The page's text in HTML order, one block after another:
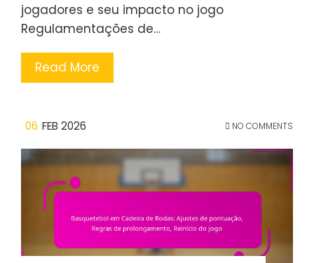
jogadores e seu impacto no jogo
Regulamentações de…
Read More
06 FEB 2026 NO COMMENTS